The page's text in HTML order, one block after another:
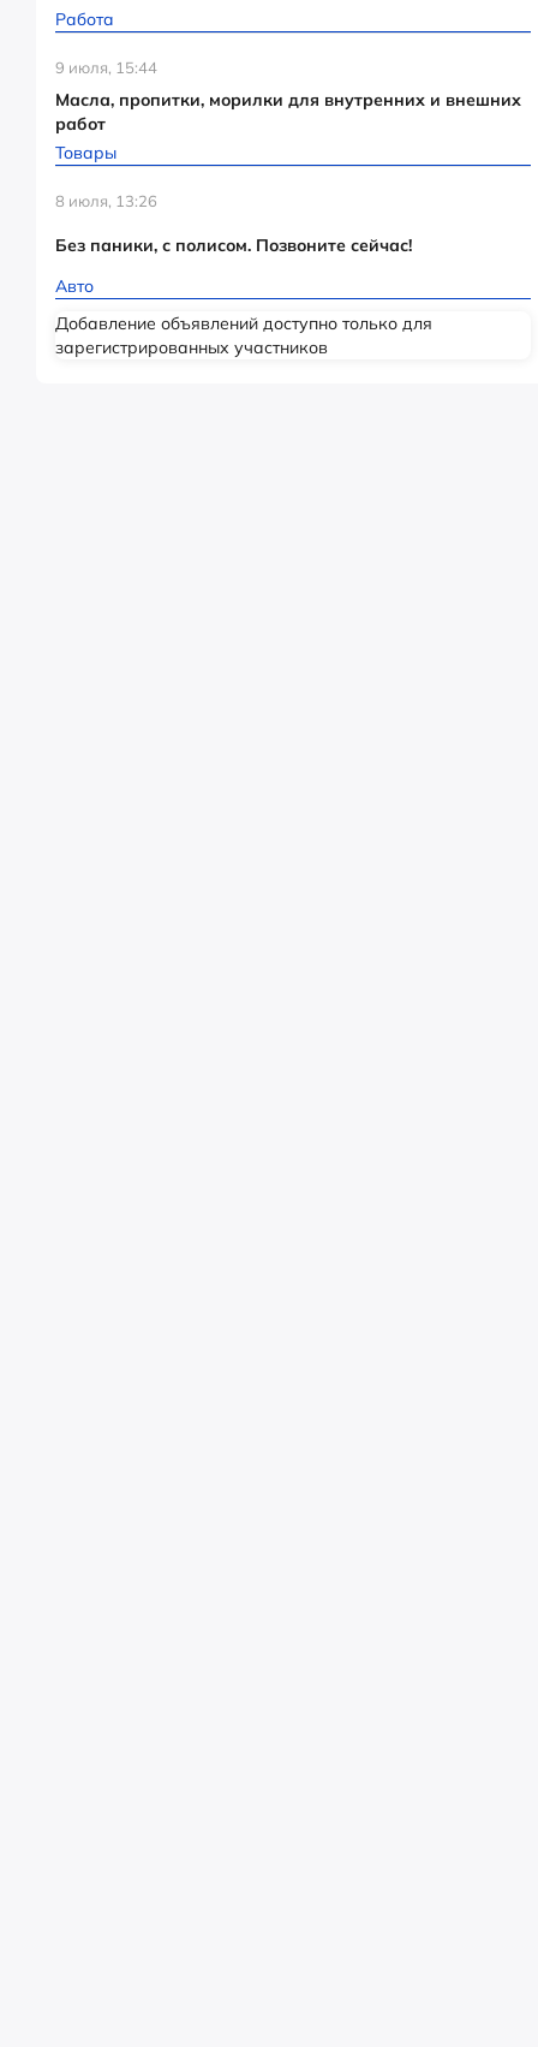
Работа
9 июля, 15:44
Масла, пропитки, морилки для внутренних и внешних
работ
Товары
8 июля, 13:26
Без паники, с полисом. Позвоните сейчас!
Авто
Добавление объявлений доступно только для
зарегистрированных участников